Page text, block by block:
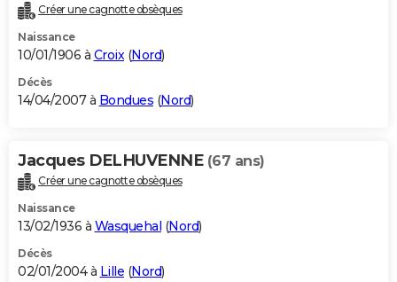
Créer une cagnotte obsèques
Naissance
10/01/1906 à Croix(Nord)
Décès
14/04/2007 à Bondues (Nord)
Jacques DELHUVENNE (67 ans)
Créer une cagnotte obsèques
Naissance
13/02/1936 à Wasquehal (Nord)
Décès
02/01/2004 à Lille (Nord)